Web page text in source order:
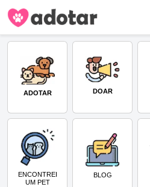
ADOTAR DOAR
ENCONTREI
UM PET
BLOG